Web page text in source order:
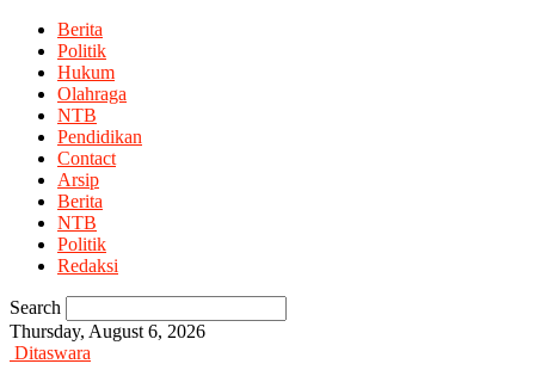
Berita
Politik
Hukum
Olahraga
NTB
Pendidikan
Contact
Arsip
Berita
NTB
Politik
Redaksi
Search
Thursday, August 6, 2026
Ditaswara